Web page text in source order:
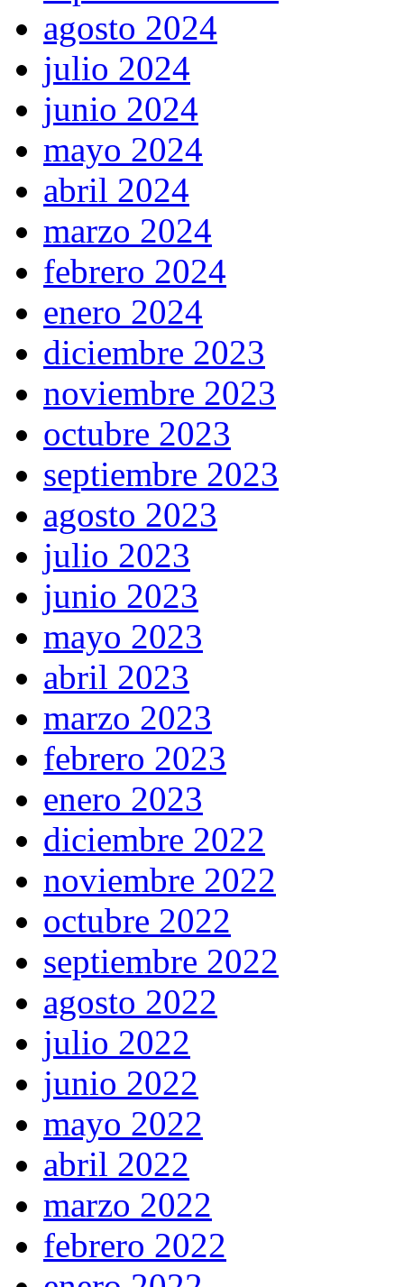
agosto 2024
julio 2024
junio 2024
mayo 2024
abril 2024
marzo 2024
febrero 2024
enero 2024
diciembre 2023
noviembre 2023
octubre 2023
septiembre 2023
agosto 2023
julio 2023
junio 2023
mayo 2023
abril 2023
marzo 2023
febrero 2023
enero 2023
diciembre 2022
noviembre 2022
octubre 2022
septiembre 2022
agosto 2022
julio 2022
junio 2022
mayo 2022
abril 2022
marzo 2022
febrero 2022